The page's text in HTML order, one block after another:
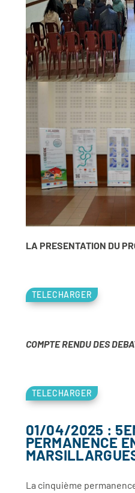
LA PRESENTATION DU
TELECHARGER
COMPTE RENDU DES
TELECHARGER
01/04/2025 :
PERMANENCE
La cinquième